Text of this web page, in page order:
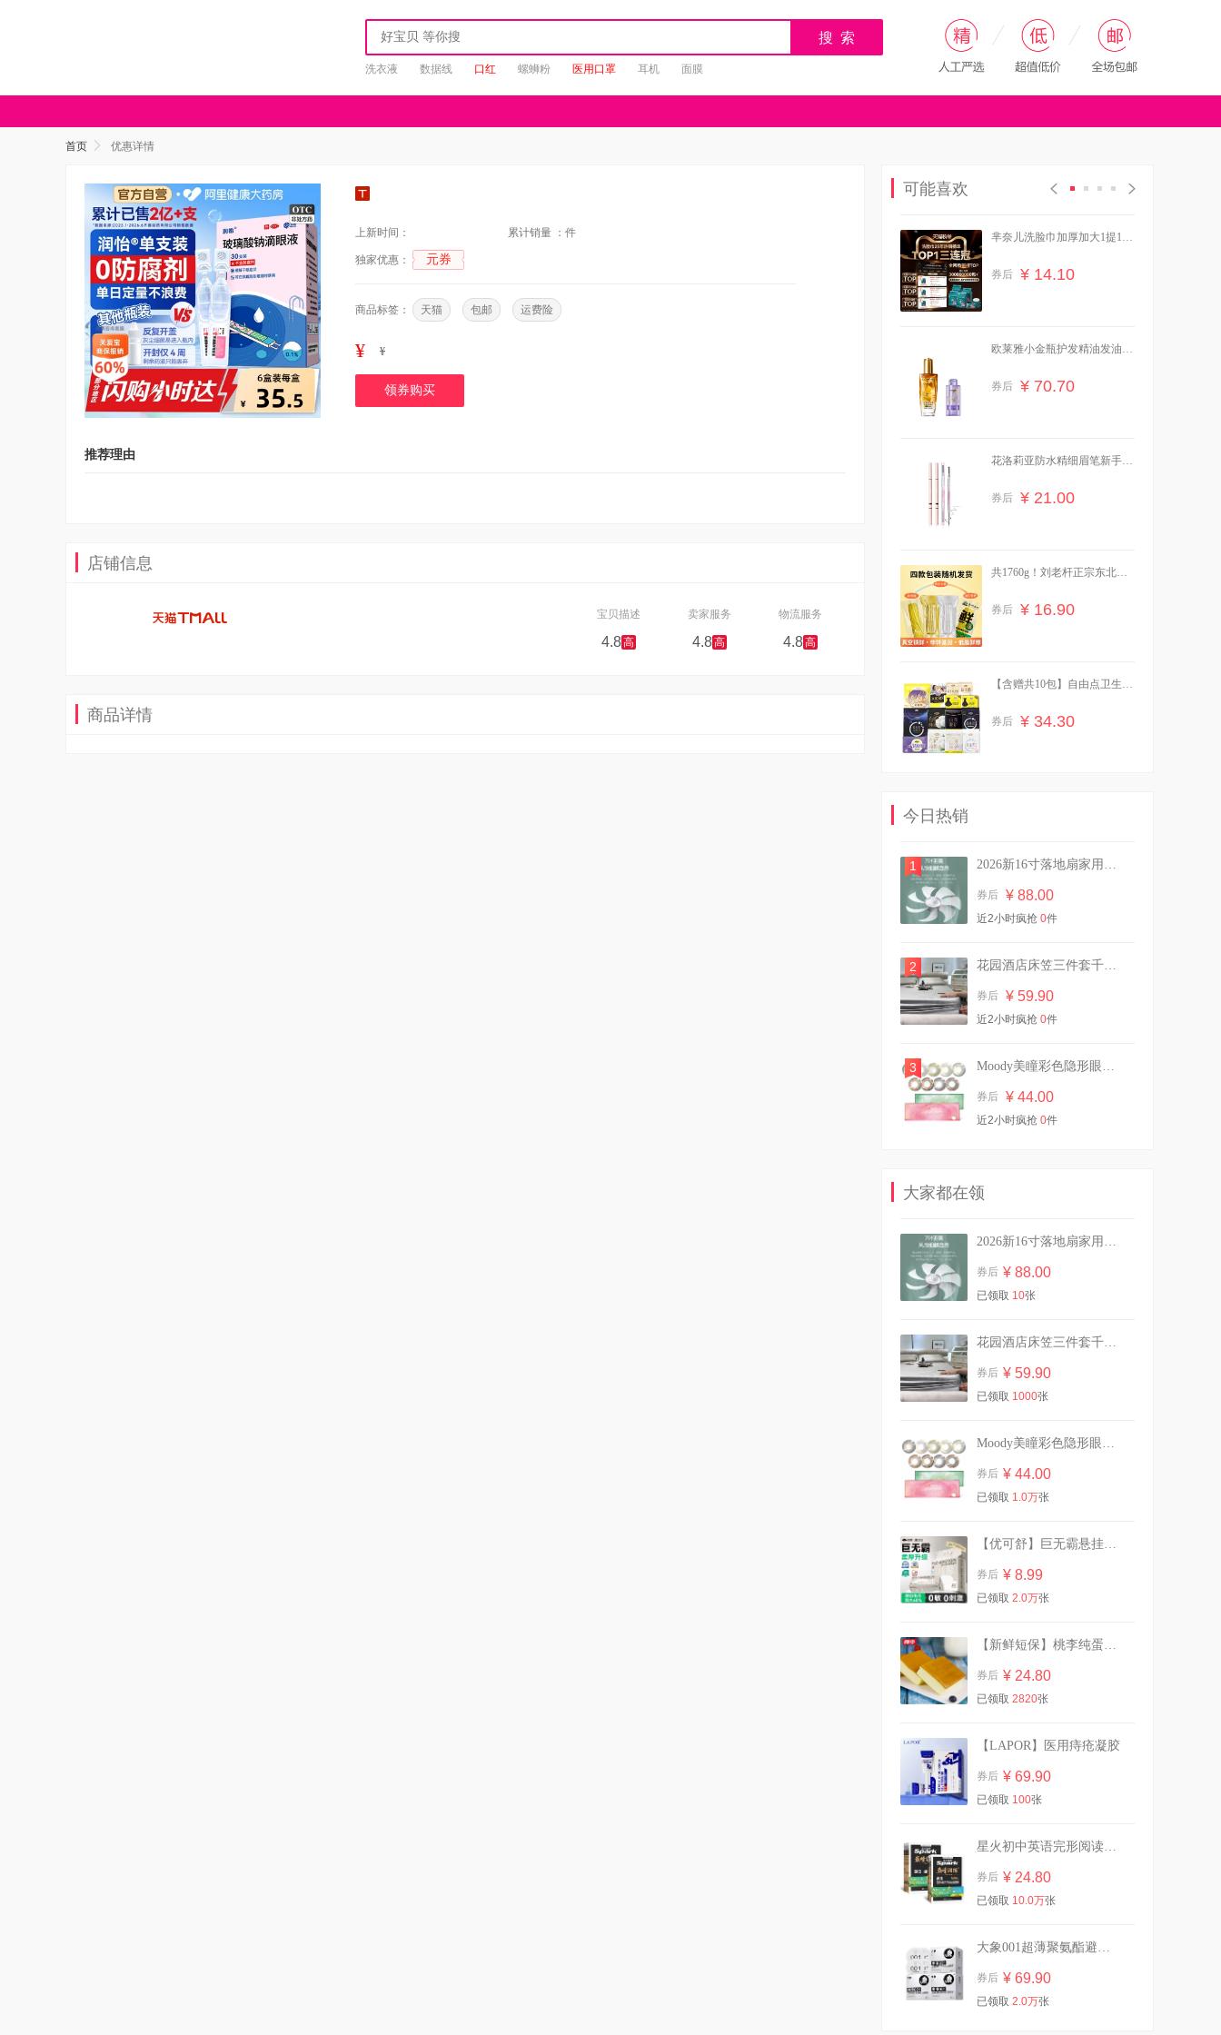
搜 索
洗衣液 数据线 口红 螺蛳粉 医用口罩 耳机 面膜
首页 优惠详情
上新时间： 累计销量 ： 件
独家优惠： 元券
商品标签： 天猫 包邮 运费险
¥ ¥
领券购买
推荐理由
店铺信息
宝贝描述
4.8高
卖家服务
4.8高
物流服务
4.8高
商品详情
可能喜欢
芈奈儿洗脸巾加厚加大1提138
券后 ¥ 14.10
欧莱雅小金瓶护发精油发油女
券后 ¥ 70.70
花洛莉亚防水精细眉笔新手学
券后 ¥ 21.00
共1760g！刘老杆正宗东北黄
券后 ¥ 16.90
【含赠共10包】自由点卫生巾
券后 ¥ 34.30
奶/纯奶3箱
Veet薇婷净纯脱毛膏50ml
¥ 36.90
曼秀雷敦薄荷唇膏11.5g2支装
券后
¥ 22.03
258g罐装婴儿辅食
券后 ¥ 100.40
29.9/10斤！植护双头大桶装香
氛洗衣液
券后 ¥ 29.90
【买一送一】可心柔婴儿柔纸
24包
容笔膏阴影面部提亮
英氏有机核桃油亚麻籽油婴幼
券后 ¥ 87.00
券后 ¥ 34.30
今日热销
1 2026新16寸落地扇家用静音大风力电风扇遥控
券后 ¥ 88.00
近2小时疯抢 0件
2 花园酒店床笠三件套千鸟格冰丝凉席可机洗
券后 ¥ 59.90
近2小时疯抢 0件
3 Moody美瞳彩色隐形眼镜日抛10片
券后 ¥ 44.00
近2小时疯抢 0件
大家都在领
2026新16寸落地扇家用静音大风力电风扇遥控
券后 ¥ 88.00
已领取 10张
花园酒店床笠三件套千鸟格冰丝凉席可机洗
券后 ¥ 59.90
已领取 1000张
Moody美瞳彩色隐形眼镜日抛10片
券后 ¥ 44.00
已领取 1.0万张
【优可舒】巨无霸悬挂式60抽1提赠挂钩
券后 ¥ 8.99
已领取 2.0万张
【新鲜短保】桃李纯蛋糕720g营养早餐
券后 ¥ 24.80
已领取 2820张
【LAPOR】医用痔疮凝胶
券后 ¥ 69.90
已领取 100张
星火初中英语完形阅读专项训练
券后 ¥ 24.80
已领取 10.0万张
大象001超薄聚氨酯避孕套裸入旗舰店囤货
券后 ¥ 69.90
已领取 2.0万张